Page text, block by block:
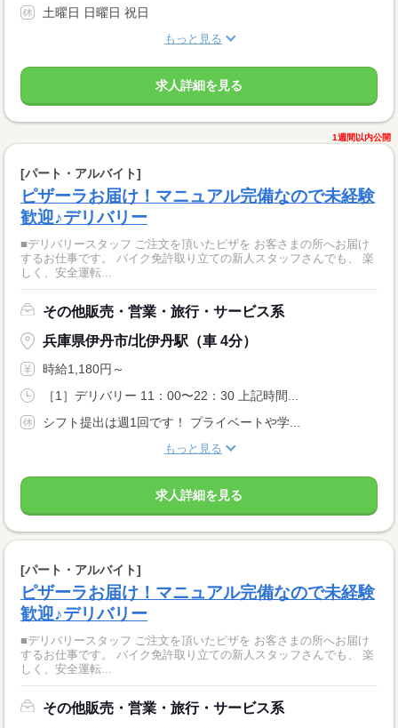
土曜日 日曜日 祝日
もっと見る
求人詳細を見る
1週間以内公開
[パート・アルバイト]
ピザーラお届け！マニュアル完備なので未経験
歓迎♪デリバリー
■デリバリースタッフ ご注文を頂いたピザを お客さまの所へお届け
するお仕事です。 バイク免許取り立ての新人スタッフさんでも、 楽
しく、安全運転...
その他販売・営業・旅行・サービス系
兵庫県伊丹市/北伊丹駅（車 4分）
時給1,180円～
［1］デリバリー 11：00〜22：30 上記時間...
シフト提出は週1回です！ プライベートや学...
もっと見る
求人詳細を見る
[パート・アルバイト]
ピザーラお届け！マニュアル完備なので未経験
歓迎♪デリバリー
■デリバリースタッフ ご注文を頂いたピザを お客さまの所へお届け
するお仕事です。 バイク免許取り立ての新人スタッフさんでも、 楽
しく、安全運転...
その他販売・営業・旅行・サービス系